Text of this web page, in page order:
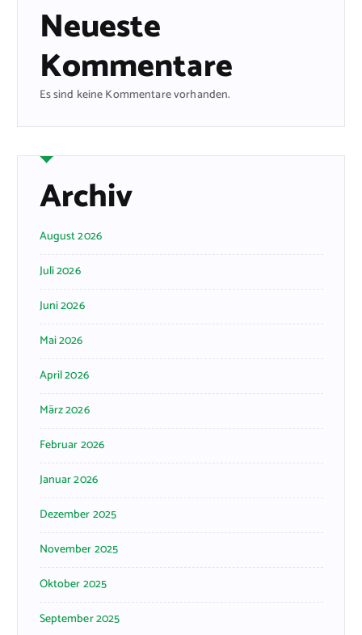
Neueste
Kommentare
Es sind keine Kommentare vorhanden.
Archiv
August 2026
Juli 2026
Juni 2026
Mai 2026
April 2026
März 2026
Februar 2026
Januar 2026
Dezember 2025
November 2025
Oktober 2025
September 2025